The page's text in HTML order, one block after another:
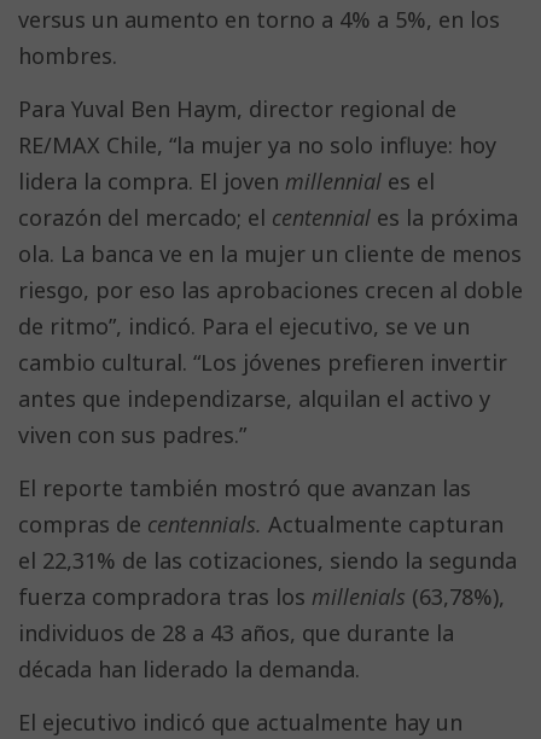
versus un aumento en torno a 4% a 5%, en los
hombres.
Para Yuval Ben Haym, director regional de
RE/MAX Chile, “la mujer ya no solo influye: hoy
lidera la compra. El joven millennial es el
corazón del mercado; el centennial es la próxima
ola. La banca ve en la mujer un cliente de menos
riesgo, por eso las aprobaciones crecen al doble
de ritmo”, indicó. Para el ejecutivo, se ve un
cambio cultural. “Los jóvenes prefieren invertir
antes que independizarse, alquilan el activo y
viven con sus padres.”
El reporte también mostró que avanzan las
compras de centennials. Actualmente capturan
el 22,31% de las cotizaciones, siendo la segunda
fuerza compradora tras los millenials (63,78%),
individuos de 28 a 43 años, que durante la
década han liderado la demanda.
El ejecutivo indicó que actualmente hay un